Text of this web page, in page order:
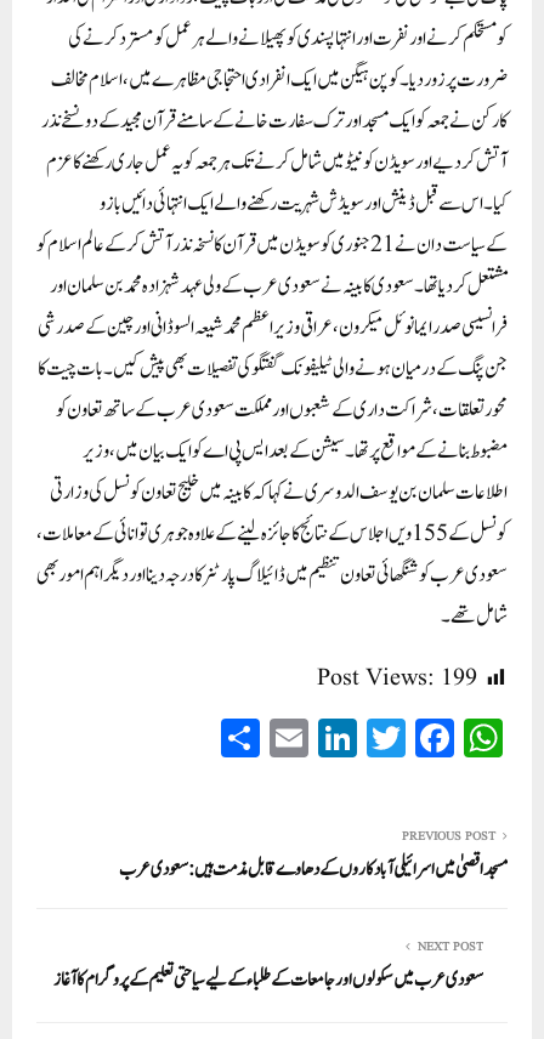
کو مستحکم کرنے اور نفرت اور انتہا پسندی کو پھیلانے والے ہر عمل کو مسترد کرنے کی
ضرورت پر زور دیا۔کوپن ہیگن میں ایک انفرادی احتجاجی مظاہرے میں، اسلام مخالف
کارکن نے جمعہ کو ایک مسجد اور ترک سفارت خانے کے سامنے قرآن مجید کے دو نسخے نذر
آتش کر دیے اور سویڈن کو نیٹو میں شامل کرنے تک ہر جمعہ کو یہ عمل جاری رکھنے کا عزم
کیا۔اس سے قبل ڈینش اور سویڈش شہریت رکھنے والے ایک انتہائی دائیں بازو
کےسیاست دان نے 21 جنوری کو سویڈن میں قرآن کا نسخہ نذر آتش کر کے عالم اسلام کو
مشتعل کر دیا تھا۔سعودی کابینہ نے سعودی عرب کے ولی عہد شہزادہ محمد بن سلمان اور
فرانسیسی صدر ایمانوئل میکرون، عراقی وزیر اعظم محمد شیعہ السوڈانی اور چین کے صدر شی
جن پنگ کے درمیان ہونے والی ٹیلیفونک گفتگو کی تفصیلات بھی پیش کیں۔بات چیت کا
محور تعلقات، شراکت داری کے شعبوں اور مملکت سعودی عرب کے ساتھ تعاون کو
مضبوط بنانے کے مواقع پر تھا۔سیشن کے بعد ایس پی اے کو ایک بیان میں، وزیر
اطلاعات سلمان بن یوسف الدوسری نے کہا کہ کابینہ میں خلیج تعاون کونسل کی وزارتی
کونسل کے 155 ویں اجلاس کے نتائج کا جائزہ لینے کے علاوہ جوہری توانائی کے معاملات،
سعودی عرب کو شنگھائی تعاون تنظیم میں ڈائیلاگ پارٹنر کا درجہ دینا اور دیگر اہم امور بھی
شامل تھے۔
Post Views: 199
W
ha
A
pp
Fa
ce
ok
T
wi
r
Li
nk
In
E
m
PREVIOUS POST
مسجد اقصیٰ میں اسرائیلی آباد کاروں کے دھاوے قابل مذمت ہیں: سعودی عرب
NEXT POST
سعودی عرب میں سکولوں اور جامعات کے طلباء کے لیے سیاحتی تعلیم کے پروگرام کا آغاز